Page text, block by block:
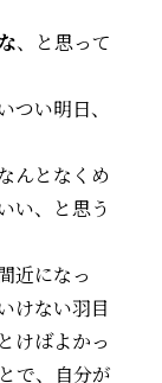
、と思って
い明日、
んとなくめ
い、と思う
近になっ
けない羽目
けばよかっ
で、自分が